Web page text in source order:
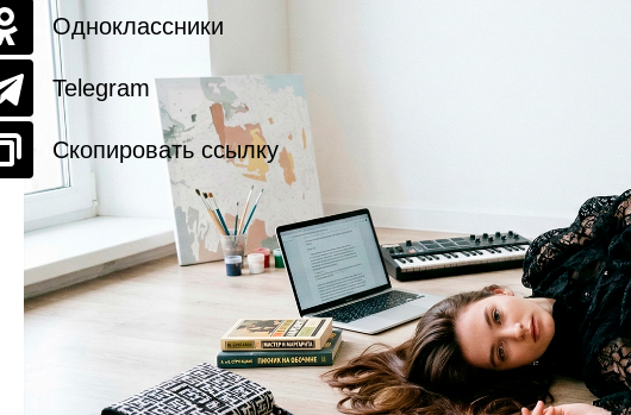
Одноклассники
Telegram
Скопировать ссылку